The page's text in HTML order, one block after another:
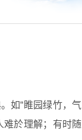
如“睢园绿竹，气
难於理解；有时随